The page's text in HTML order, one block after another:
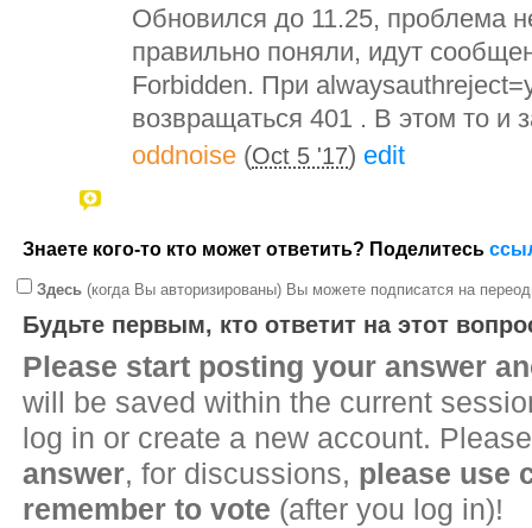
Обновился до 11.25, проблема
правильно поняли, идут
Forbidden. При
возвращаться 401 . В этом то и
oddnoise (Oct 5 '17) edit
Знаете кого-то кто может ответить? Поделитесь
Здесь (когда Вы авторизированы) Вы можете подписатся на
Будьте первым, кто ответит на этот
Please start posting your answer
will be saved within the current
log in or create a new account.
answer, for discussions, please use
remember to vote (after you log in)!